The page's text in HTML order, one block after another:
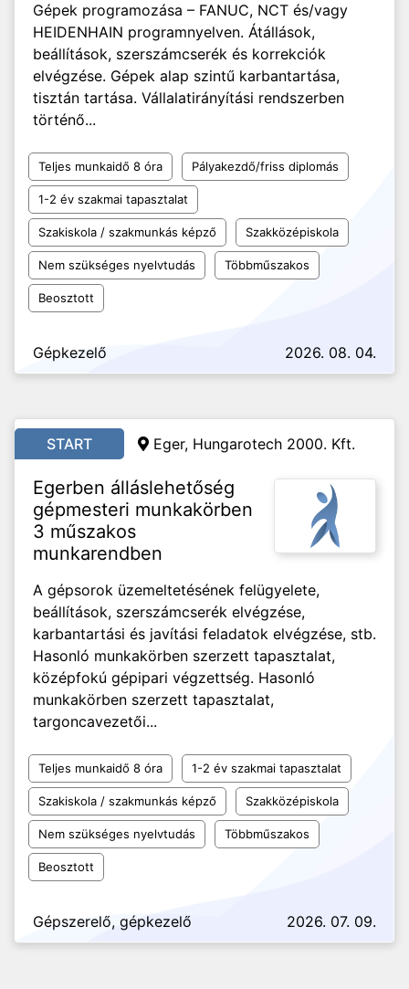
Gépek programozása – FANUC, NCT és/vagy
HEIDENHAIN programnyelven. Átállások,
beállítások, szerszámcserék és korrekciók
elvégzése. Gépek alap szintű karbantartása,
tisztán tartása. Vállalatirányítási rendszerben
történő...
Teljes munkaidő 8 óra Pályakezdő/friss diplomás
1-2 év szakmai tapasztalat
Szakiskola / szakmunkás képző Szakközépiskola
Nem szükséges nyelvtudás Többműszakos
Beosztott
Gépkezelő 2026. 08. 04.
START Eger, Hungarotech 2000. Kft.
Egerben álláslehetőség
gépmesteri munkakörben
3 műszakos
munkarendben
A gépsorok üzemeltetésének felügyelete,
beállítások, szerszámcserék elvégzése,
karbantartási és javítási feladatok elvégzése, stb.
Hasonló munkakörben szerzett tapasztalat,
középfokú gépipari végzettség. Hasonló
munkakörben szerzett tapasztalat,
targoncavezetői...
Teljes munkaidő 8 óra 1-2 év szakmai tapasztalat
Szakiskola / szakmunkás képző Szakközépiskola
Nem szükséges nyelvtudás Többműszakos
Beosztott
Gépszerelő, gépkezelő 2026. 07. 09.